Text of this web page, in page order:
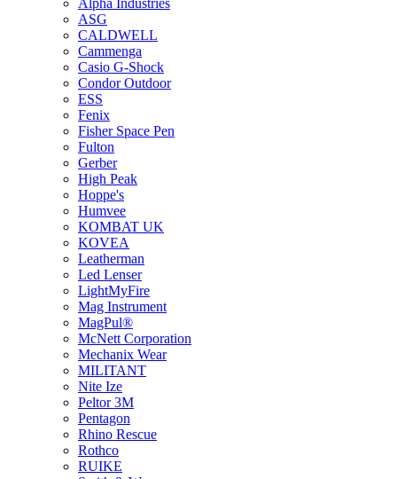
Alpha Industries
ASG
CALDWELL
Cammenga
Casio G-Shock
Condor Outdoor
ESS
Fenix
Fisher Space Pen
Fulton
Gerber
High Peak
Hoppe's
Humvee
KOMBAT UK
KOVEA
Leatherman
Led Lenser
LightMyFire
Mag Instrument
MagPul®
McNett Corporation
Mechanix Wear
MILITANT
Nite Ize
Peltor 3M
Pentagon
Rhino Rescue
Rothco
RUIKE